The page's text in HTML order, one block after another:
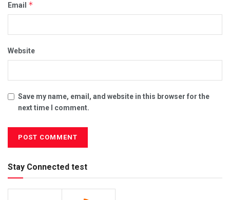
Email *
Website
Save my name, email, and website in this browser for the
next time I comment.
Stay Connected test